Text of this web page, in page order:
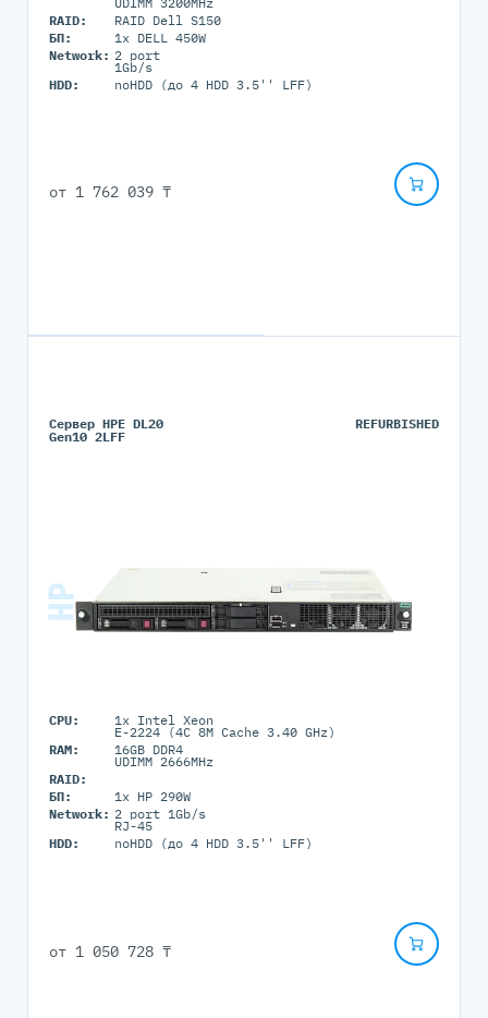
RAID:
RAID Dell S150
БП:
1x DELL 450W
Network: 2 port
1Gb/s
HDD:
noHDD (до 4 HDD 3.5'' LFF)
от 1 762 039 ₸
Сервер HPE DL20
Gen10 2LFF
REFURBISHED
CPU: 1x Intel Xeon
E-2224 (4C 8M Cache 3.40 GHz)
RAM:
16GB DDR4
UDIMM 2666MHz
RAID:
БП:
1x HP 290W
Network: 2 port 1Gb/s
RJ-45
HDD:
noHDD (до 4 HDD 3.5'' LFF)
от 1 050 728 ₸